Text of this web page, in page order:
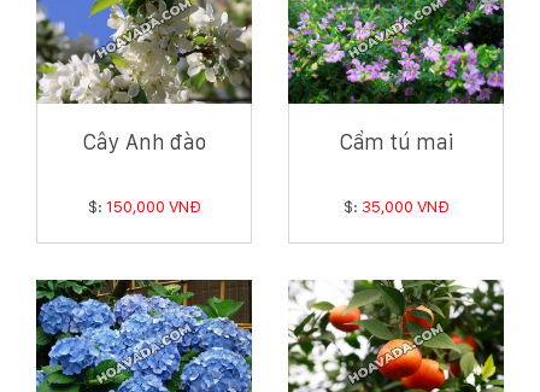
Cây Anh đào
$: 150,000 VNĐ
Cẩm tú mai
$: 35,000 VNĐ